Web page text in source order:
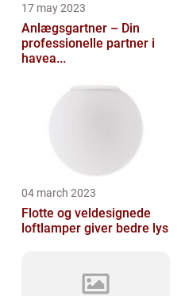
17 may 2023
Anlægsgartner – Din
professionelle partner i
havea...
04 march 2023
Flotte og veldesignede
loftlamper giver bedre lys